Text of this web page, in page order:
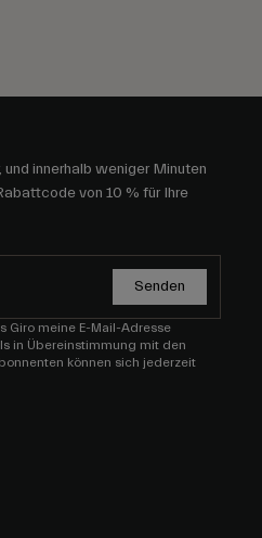
innerhalb weniger Minuten
von 10 % für Ihre
Senden
Giro meine E-Mail-Adresse
in Übereinstimmung mit den
können sich jederzeit